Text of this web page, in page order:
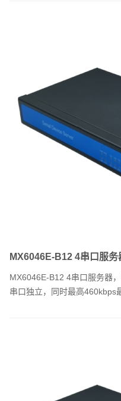
MX6046E-B12 4串口服务
MX6046E-B12 4串口服务器
串口独立，同时最高460kbps